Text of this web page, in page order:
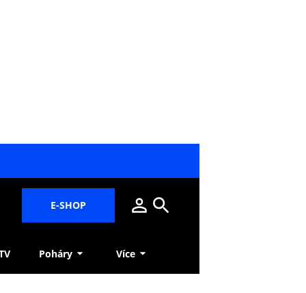
E-SHOP
Poháry Více